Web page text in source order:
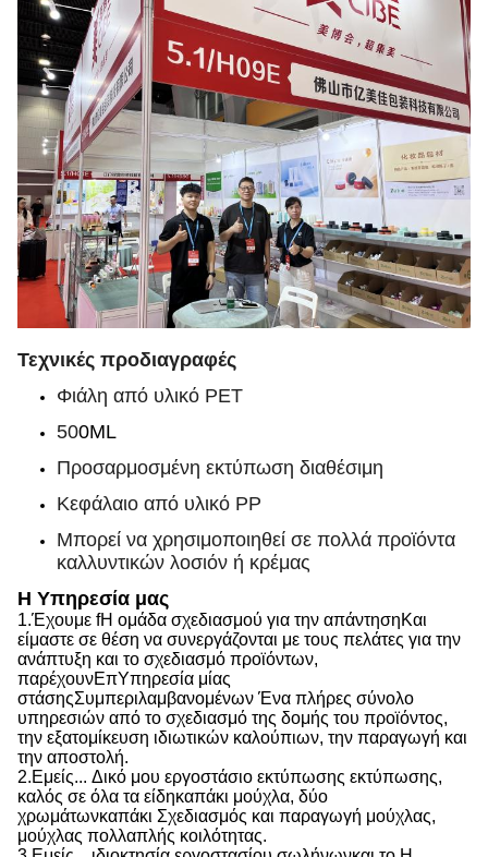
Τεχνικές προδιαγραφές
Φιάλη από υλικό PET
500ML
Προσαρμοσμένη εκτύπωση διαθέσιμη
Κεφάλαιο από υλικό PP
Μπορεί να χρησιμοποιηθεί σε πολλά προϊόντα
καλλυντικών λοσιόν ή κρέμας
Η Υπηρεσία μας
1.Έχουμε fΗ ομάδα σχεδιασμού για την απάντησηΚαι
είμαστε σε θέση να συνεργάζονται με τους πελάτες για την
ανάπτυξη και το σχεδιασμό προϊόντων,
παρέχουνΕπΥπηρεσία μίας
στάσηςΣυμπεριλαμβανομένων Ένα πλήρες σύνολο
υπηρεσιών από το σχεδιασμό της δομής του προϊόντος,
την εξατομίκευση ιδιωτικών καλούπιων, την παραγωγή και
την αποστολή.
2.Εμείς... Δικό μου εργοστάσιο εκτύπωσης εκτύπωσης,
καλός σε όλα τα είδηκαπάκι μούχλα, δύο
χρωμάτωνκαπάκι Σχεδιασμός και παραγωγή μούχλας,
μούχλας πολλαπλής κοιλότητας.